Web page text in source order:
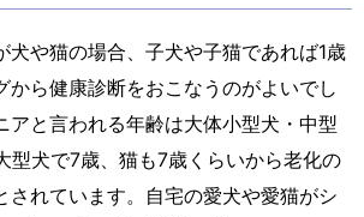
犬や猫の場合、子犬や子猫であれば1歳
から健康診断をおこなうのがよいでし
アと言われる年齢は大体小型犬・中型
型犬で7歳、猫も7歳くらいから老化の
されています。自宅の愛犬や愛猫がシ